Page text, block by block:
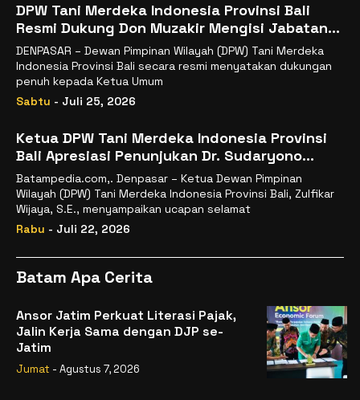
DPW Tani Merdeka Indonesia Provinsi Bali
Resmi Dukung Don Muzakir Mengisi Jabatan
Wakil Menteri Pertanian RI
DENPASAR – Dewan Pimpinan Wilayah (DPW) Tani Merdeka
Indonesia Provinsi Bali secara resmi menyatakan dukungan
penuh kepada Ketua Umum
Sabtu - Juli 25, 2026
Ketua DPW Tani Merdeka Indonesia Provinsi
Bali Apresiasi Penunjukan Dr. Sudaryono
sebagai Kepala Badan Gizi Nasional
Batampedia.com,. Denpasar – Ketua Dewan Pimpinan
Wilayah (DPW) Tani Merdeka Indonesia Provinsi Bali, Zulfikar
Wijaya, S.E., menyampaikan ucapan selamat
Rabu - Juli 22, 2026
Batam Apa Cerita
Ansor Jatim Perkuat Literasi Pajak,
Jalin Kerja Sama dengan DJP se-
Jatim
Jumat - Agustus 7, 2026